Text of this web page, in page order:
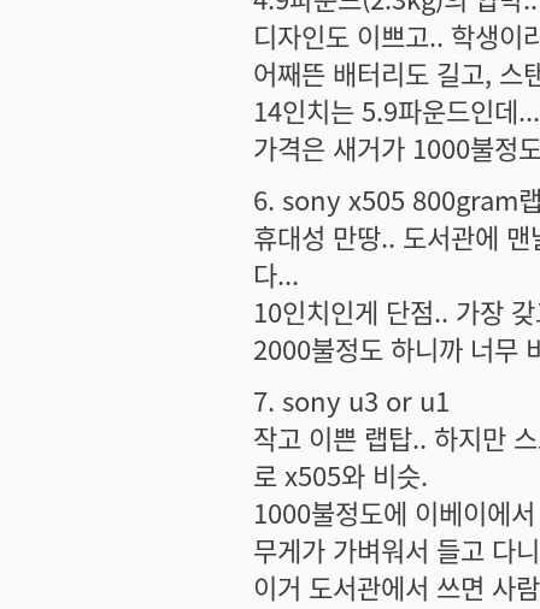
디자인도 이쁘고.. 학생이
어째뜬 배터리도 길고, 스
14인치는 5.9파운드인데
가격은 새거가 1000불정
6. sony x505 800gram
휴대성 만땅.. 도서관에
다...
10인치인게 단점.. 가장
2000불정도 하니까 너무
7. sony u3 or u1
작고 이쁜 랩탑.. 하지만
로 x505와 비슷.
1000불정도에 이베이에
무게가 가벼워서 들고 다
이거 도서관에서 쓰면 사